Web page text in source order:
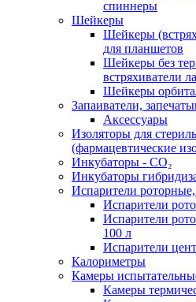
спиннеры
Шейкеры
Шейкеры
для планшетов
Шейкеры без
встряхиватели
Шейкеры
Запаиватели,
Аксессуары
Изоляторы для
(фармацевтические
Инкубаторы - CO₂
Инкубаторы
Испарители
Испарители
Испарители
100 л
Испарители
Калориметры
Камеры
Камеры